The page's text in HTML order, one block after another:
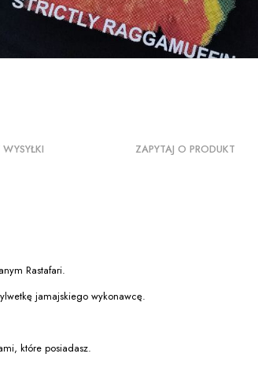
ZAPYTAJ O PRODUKT
Rastafari.
jamajskiego wykonawcę.
które posiadasz.